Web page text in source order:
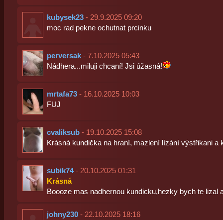
kubysek23- 29.9.2025 09:20
moc rad pekne ochutnat prcinku
perversak- 7.10.2025 05:43
Nádhera...miluji chcaní! Jsi úžasná!
mrtafa73- 16.10.2025 10:03
FUJ
cvaliksub- 19.10.2025 15:08
Krásná kundička na hraní, mazlení lízání výstřikani a
subik74- 20.10.2025 01:31
Krásná
Boooze mas nadhernou kundicku,hezky bych te lizal
johny230- 22.10.2025 18:16